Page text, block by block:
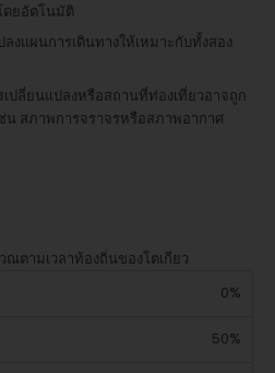
ดยอัตโนมัติ
งแผนการเดินทางให้เหมาะกับทั้งสอง
ปลี่ยนแปลงหรือสถานที่ท่องเที่ยวอาจถูก
น สภาพการจราจรหรือสภาพอากาศ
ตามเวลาท้องถิ่นของโตเกียว
0%
50%